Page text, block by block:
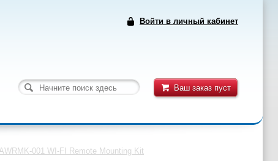
Войти в личный кабинет
Ваш заказ пуст
001 WI-FI Remote Mounting Kit